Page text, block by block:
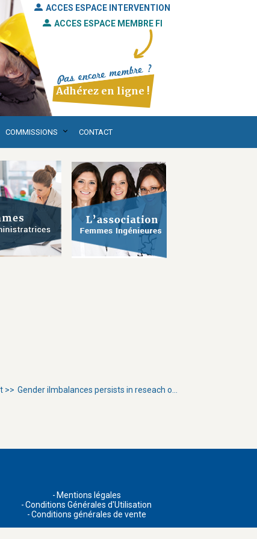
ACCES ESPACE INTERVENTION
ACCES ESPACE MEMBRE FI
Adhérez en ligne !
COMMISSIONS CONTACT
>> Gender ilmbalances persists in reseach o...
Mentions légales
Conditions Générales d'Utilisation
Conditions générales de vente